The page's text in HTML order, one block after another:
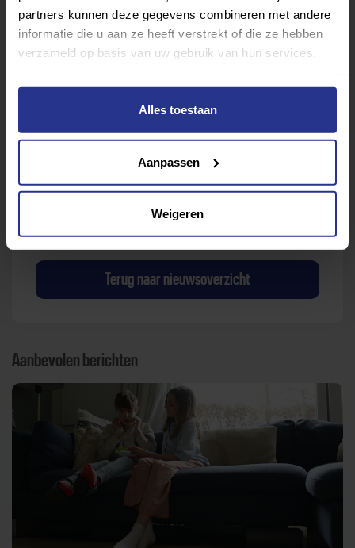
partners kunnen deze gegevens combineren met andere
informatie die u aan ze heeft verstrekt of die ze hebben
verzameld op basis van uw gebruik van hun services.
Alles toestaan
Aanpassen
Weigeren
Sport zoeken
Ervaringen Esports Gezondheid Inspiratie
Tips & tricks
Terug naar nieuwsoverzicht
Aanbevolen berichten